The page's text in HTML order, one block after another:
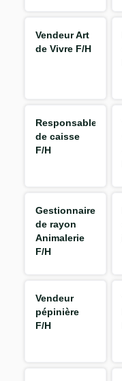
Vendeur Art
de Vivre F/H
Responsable
de caisse
F/H
Gestionnaire
de rayon
Animalerie
F/H
Vendeur
pépinière
F/H